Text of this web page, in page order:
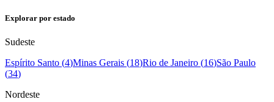
Explorar por estado
Sudeste
Espírito Santo (4)Minas Gerais (18)Rio de Janeiro (16)São Paulo
(34)
Nordeste